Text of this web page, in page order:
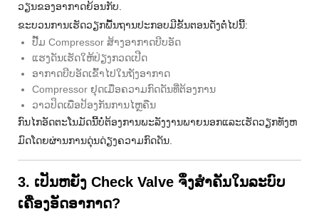
ວຽນຂອງອາກາດຍ້ອນກັບ.
ຂະບວນການເຮັດວຽກພື້ນຖານປະກອບມີຂັ້ນຕອນດັ່ງຕໍ່ໄປນີ້:
ປັ໊ມ Compressor ສ້າງອາກາດບີບອັດ
ແຮງດັນເຮັດໃຫ້ປ່ຽງກວດເປີດ
ອາກາດບີບອັດເຂົ້າໄປໃນຖັງອາກາດ
Compressor ຢຸດເມື່ອຄວາມກົດດັນທີ່ຕ້ອງການ
ວາວປິດເພື່ອປ້ອງກັນການໄຫຼຄືນ
ກົນໄກອັດຕະໂນມັດນີ້ບໍ່ຕ້ອງການພະລັງງານພາຍນອກແລະເຮັດວຽກທັງຫ
ມົດໂດຍຜ່ານການດຸ່ນດ່ຽງຄວາມກົດດັນ.
3. ເປັນຫຍັງ Check Valve ຈຶ່ງສຳຄັນໃນລະບົບ
ເຄື່ອງອັດອາກາດ?